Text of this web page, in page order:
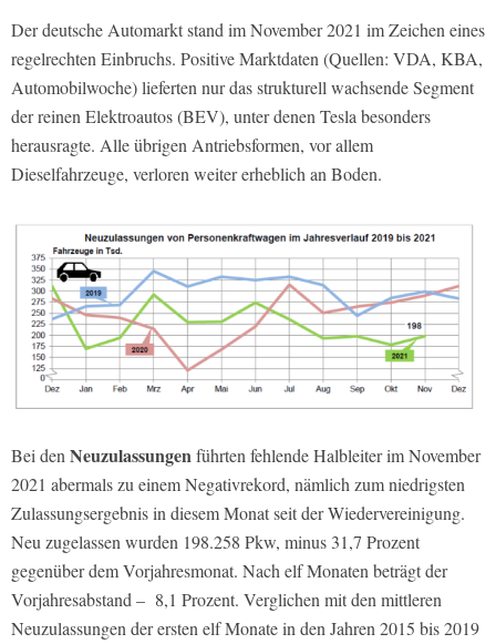
Der deutsche Automarkt stand im November 2021 im Zeichen eines
regelrechten Einbruchs. Positive Marktdaten (Quellen: VDA, KBA,
Automobilwoche) lieferten nur das strukturell wachsende Segment
der reinen Elektroautos (BEV), unter denen Tesla besonders
herausragte. Alle übrigen Antriebsformen, vor allem
Dieselfahrzeuge, verloren weiter erheblich an Boden.
Bei denNeuzulassungenführten fehlende Halbleiter im November
2021 abermals zu einem Negativrekord, nämlich zum niedrigsten
Zulassungsergebnis in diesem Monat seit der Wiedervereinigung.
Neu zugelassen wurden 198.258 Pkw, minus 31,7 Prozent
gegenüber dem Vorjahresmonat. Nach elf Monaten beträgt der
Vorjahresabstand – 8,1 Prozent. Verglichen mit den mittleren
Neuzulassungen der ersten elf Monate in den Jahren 2015 bis 2019